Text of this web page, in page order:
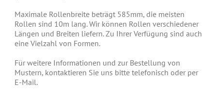
Maximale Rollenbreite beträgt 585mm, die meisten
Rollen sind 10m lang. Wir können Rollen verschiedener
Längen und Breiten liefern. Zu Ihrer Verfügung sind auch
eine Vielzahl von Formen.
Für weitere Informationen und zur Bestellung von
Mustern, kontaktieren Sie uns bitte telefonisch oder per
E-Mail.